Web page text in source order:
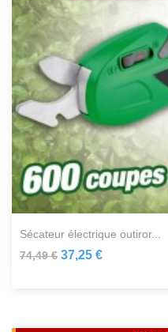
sécateur électrique outiror...
74,49 € 37,25 €